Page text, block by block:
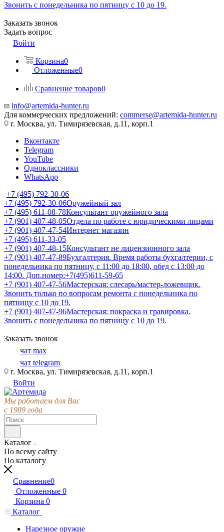
Звонить с понедельника по пятницу с 10 до 19.
Заказать звонок
Задать вопрос
Войти
Корзина0
Отложенные0
Сравнение товаров0
info@artemida-hunter.ru
Для коммерческих предложений: commerse@artemida-hunter.ru
г. Москва, ул. Тимирязевская, д.11, корп.1
Вконтакте
Telegram
YouTube
Одноклассники
WhatsApp
+7 (495) 792-30-06
+7 (495) 792-30-06Оружейный зал
+7 (495) 611-08-78Консультант оружейного зала
+7 (901) 407-48-05Отдела по работе с юридическими лицами
+7 (901) 407-47-54Интернет магазин
+7 (495) 611-33-05
+7 (901) 407-48-15Консультант не лицензионного зала
+7 (901) 407-47-89Бухгалтерия. Время работы бухгалтерии, с
понедельника по пятницу, с 11:00 до 18:00, обед с 13:00 до
14:00. Доп.номер:+7(495)611-59-65
+7 (901) 407-47-56Мастерская: слесарь/мастер-ложевщик.
Звонить только по вопросам ремонта с понедельника по
пятницу с 10 до 19.
+7 (901) 407-47-96Мастерская: покраска и гравировка.
Звонить с понедельника по пятницу с 10 до 19.
Заказать звонок
чат max
чат telegram
г. Москва, ул. Тимирязевская, д.11, корп.1
Войти
Мы работаем для Вас
с 1989 года
Каталог
По всему сайту
По каталогу
Сравнение0
Отложенные 0
Корзина 0
Каталог
Нарезное оружие